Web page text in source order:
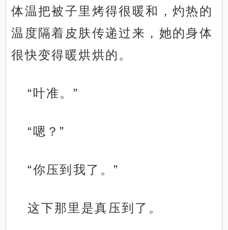
体温把被子里烤得很暖和，灼热的
温度隔着皮肤传递过来，她的身体
很快变得暖烘烘的。
“叶准。”
“嗯？”
“你压到我了。”
这下那里是真压到了。